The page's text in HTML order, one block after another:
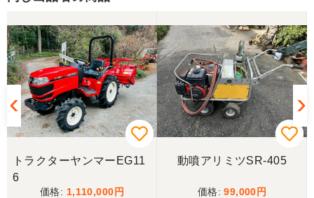
トラクターヤンマーEG11
6
1,110,000
動噴アリミツSR-405
99,000